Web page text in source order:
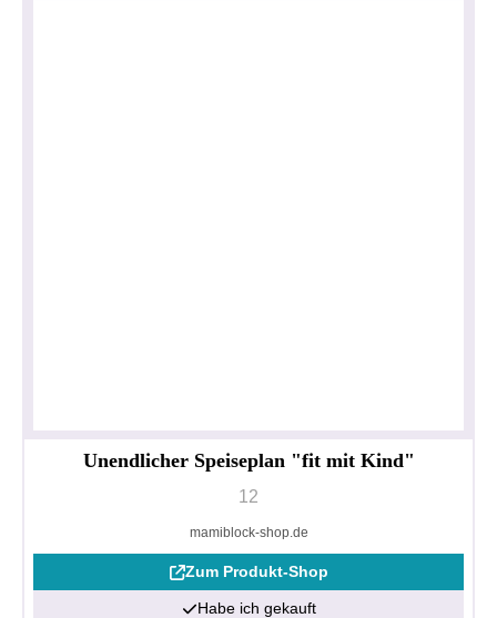
Unendlicher Speiseplan "fit mit Kind"
12
mamiblock-shop.de
Zum Produkt-Shop
Habe ich gekauftDatenschutzerklärung